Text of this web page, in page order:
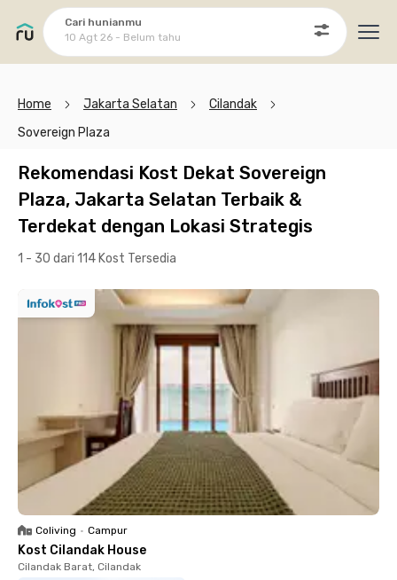
Cari hunianmu
10 Agt 26 - Belum tahu
Home Jakarta Selatan
Cilandak
Sovereign Plaza
Rekomendasi Kost Dekat Sovereign
Plaza, Jakarta Selatan Terbaik &
Terdekat dengan Lokasi Strategis
1 - 30 dari 114 Kost Tersedia
Coliving • Campur
Kost Cilandak House
Cilandak Barat, Cilandak